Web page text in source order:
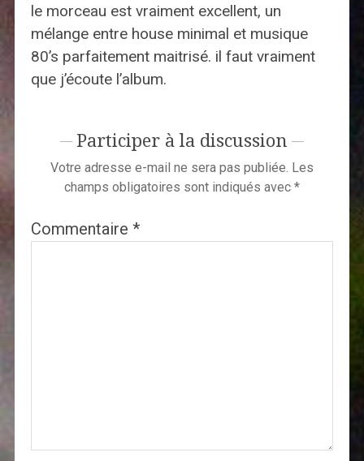
le morceau est vraiment excellent, un
mélange entre house minimal et musique
80’s parfaitement maitrisé. il faut vraiment
que j’écoute l’album.
Participer à la discussion
Votre adresse e-mail ne sera pas publiée. Les
champs obligatoires sont indiqués avec *
Commentaire *